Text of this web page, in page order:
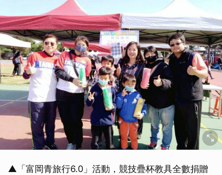
▲「富岡青旅行6.0」活動，競技疊杯教具全數捐贈